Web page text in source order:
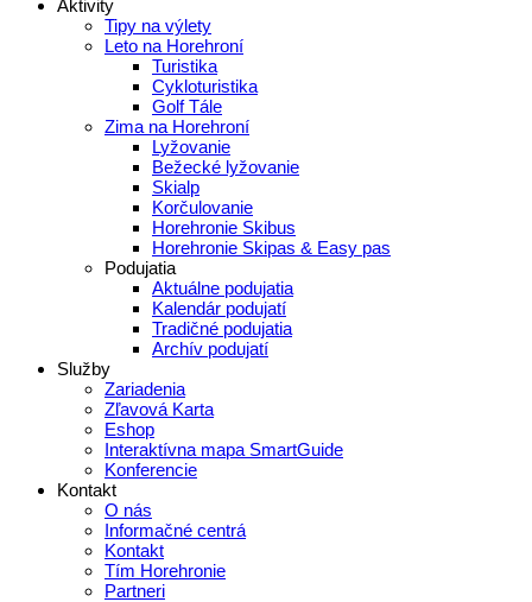
Aktivity
Tipy na výlety
Leto na Horehroní
Turistika
Cykloturistika
Golf Tále
Zima na Horehroní
Lyžovanie
Bežecké lyžovanie
Skialp
Korčulovanie
Horehronie Skibus
Horehronie Skipas & Easy pas
Podujatia
Aktuálne podujatia
Kalendár podujatí
Tradičné podujatia
Archív podujatí
Služby
Zariadenia
Zľavová Karta
Eshop
Interaktívna mapa SmartGuide
Konferencie
Kontakt
O nás
Informačné centrá
Kontakt
Tím Horehronie
Partneri